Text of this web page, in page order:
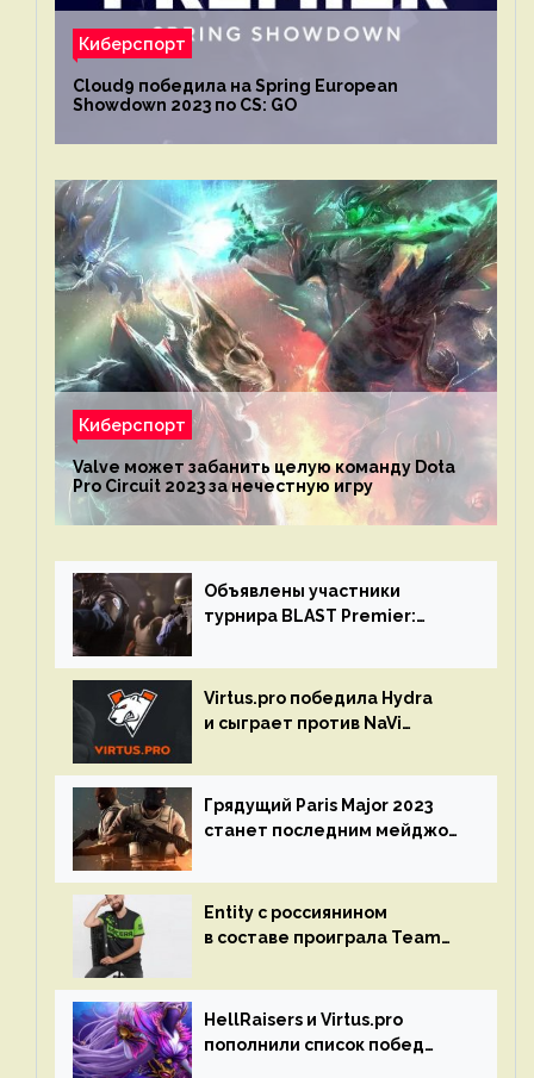
Киберспорт
Cloud9 победила на Spring European
Showdown 2023 по CS: GO
Киберспорт
Valve может забанить целую команду Dota
Pro Circuit 2023 за нечестную игру
Объявлены участники
турнира BLAST Premier:
Virtus.pro победила Hydra
и сыграет против NaVi
Грядущий Paris Major 2023
станет последним мейджор-
Entity с россиянином
в составе проиграла Team
HellRaisers и Virtus.pro
пополнили список побед